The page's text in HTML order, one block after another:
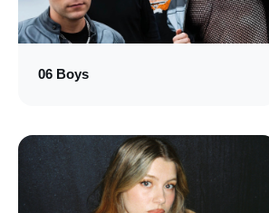
06 Boys